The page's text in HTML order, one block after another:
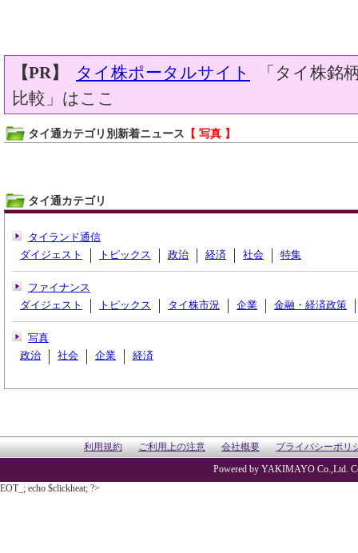
【PR】 タイ株ポータルサイト
「タイ株銘
比較」はここ
タイ通カテゴリ別新着ニュース 【 写真 】
タイ通カテゴリ
タイランド通信
ダイジェスト
トピックス 政治 経済 社会 特集
ファイナンス
ダイジェスト
トピックス タイ株市況 企業 金融・経済政策
写真
政治
社会 企業 経済
利用規約 ご利用上の注意 会社概要 プライバシーポリ
Powered by YAKIMAYO Co.,Ltd.
EOT_; echo $clickheat; ?>